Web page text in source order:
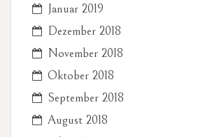
Januar 2019
Dezember 2018
November 2018
Oktober 2018
September 2018
August 2018